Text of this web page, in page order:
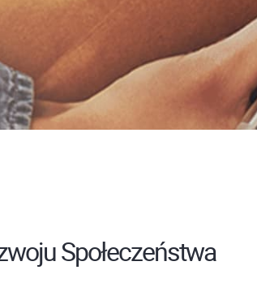
Społeczeństwa